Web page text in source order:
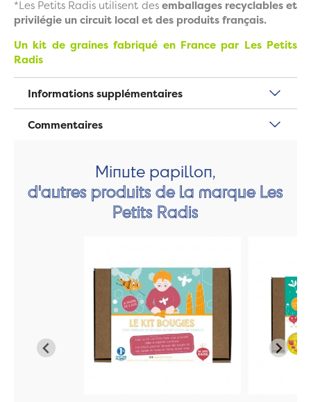
*Les Petits Radis utilisent desemballages recyclables et
privilégie un circuit local et des produits français.
Un kit de graines fabriqué en France par Les Petits
Radis
Informations supplémentaires
Commentaires
Minute papillon,
d'autres produits de la marque Les
Petits Radis